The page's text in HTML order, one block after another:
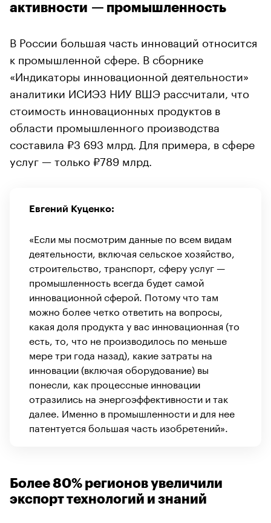
активности — промышленность
В России большая часть инноваций относится
к промышленной сфере. В сборнике
«Индикаторы инновационной деятельности»
аналитики ИСИЭЗ НИУ ВШЭ рассчитали, что
стоимость инновационных продуктов в
области промышленного производства
составила ₽3 693 млрд. Для примера, в сфере
услуг — только ₽789 млрд.
Евгений Куценко:
«Если мы посмотрим данные по всем видам
деятельности, включая сельское хозяйство,
строительство, транспорт, сферу услуг —
промышленность всегда будет самой
инновационной сферой. Потому что там
можно более четко ответить на вопросы,
какая доля продукта у вас инновационная (то
есть, то, что не производилось по меньше
мере три года назад), какие затраты на
инновации (включая оборудование) вы
понесли, как процессные инновации
отразились на энергоэффективности и так
далее. Именно в промышленности и для нее
патентуется большая часть изобретений».
Более 80% регионов увеличили
экспорт технологий и знаний